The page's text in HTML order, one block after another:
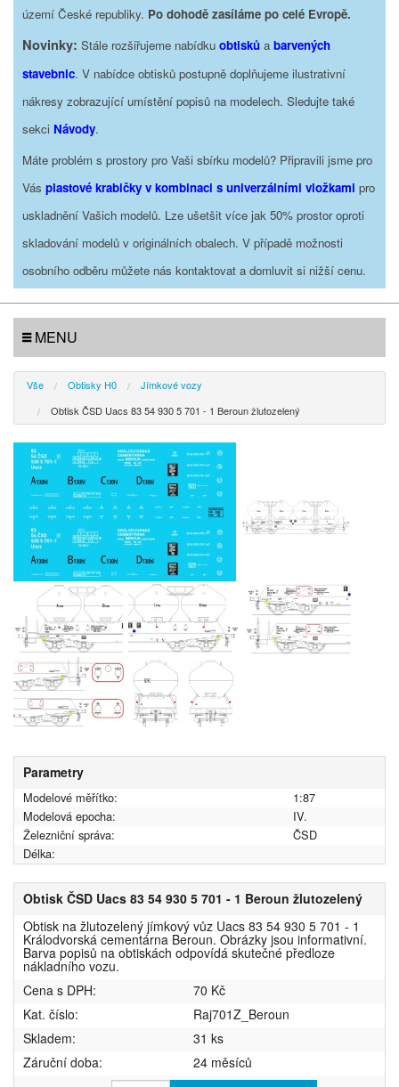
území České republiky. Po dohodě zasíláme po celé Evropě.
Novinky: Stále rozšiřujeme nabídku obtisků a barvených
stavebnic. V nabídce obtisků postupně doplňujeme ilustrativní
nákresy zobrazující umístění popisů na modelech. Sledujte také
sekci Návody.
Máte problém s prostory pro Vaši sbírku modelů? Připravili jsme pro
Vás plastové krabičky v kombinaci s univerzálními vložkami pro
uskladnění Vašich modelů. Lze ušetšit více jak 50% prostor oproti
skladování modelů v originálních obalech. V případě možnosti
osobního odběru můžete nás kontaktovat a domluvit si nižší cenu.
MENU
Vše Obtisky H0
Jímkové vozy
Obtisk ČSD Uacs 83 54 930 5 701 - 1 Beroun žlutozelený
Parametry
Modelové měřítko:
1:87
Modelová epocha:
IV.
Železniční správa:
ČSD
Délka:
Obtisk ČSD Uacs 83 54 930 5 701 - 1 Beroun žlutozelený
Obtisk na žlutozelený jímkový vůz Uacs 83 54 930 5 701 - 1
Králodvorská cementárna Beroun. Obrázky jsou informativní.
Barva popisů na obtiskách odpovídá skutečné předloze
nákladního vozu.
Cena s DPH:
70 Kč
Kat. číslo:
Raj701Z_Beroun
Skladem:
31 ks
Záruční doba:
24 měsíců